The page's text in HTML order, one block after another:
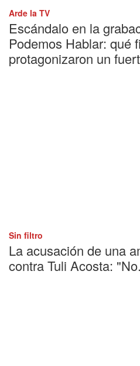
Arde la TV
Escándalo en la
Podemos Hablar: qué
protagonizaron un
Sin filtro
La acusación de una
contra Tuli Acosta: